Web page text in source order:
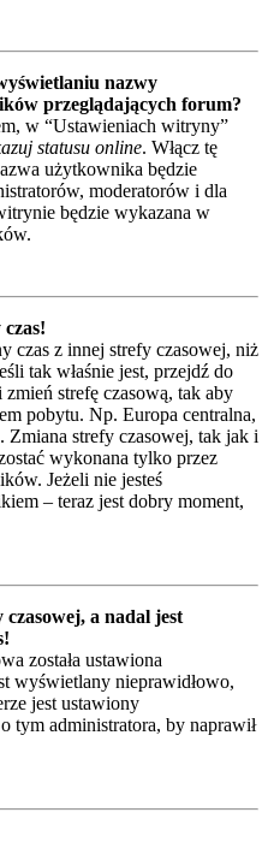
nazwy
przeglądających forum?
w “Ustawieniach witryny”
statusu online. Włącz tę
użytkownika będzie
moderatorów i dla
będzie wykazana w
czas z innej strefy czasowej, niż
tak właśnie jest, przejdź do
strefę czasową, tak aby
pobytu. Np. Europa centralna,
strefy czasowej, tak jak i
wykonana tylko przez
Jeżeli nie jesteś
– teraz jest dobry moment,
czasowej, a nadal jest
została ustawiona
wyświetlany nieprawidłowo,
jest ustawiony
tym administratora, by naprawił